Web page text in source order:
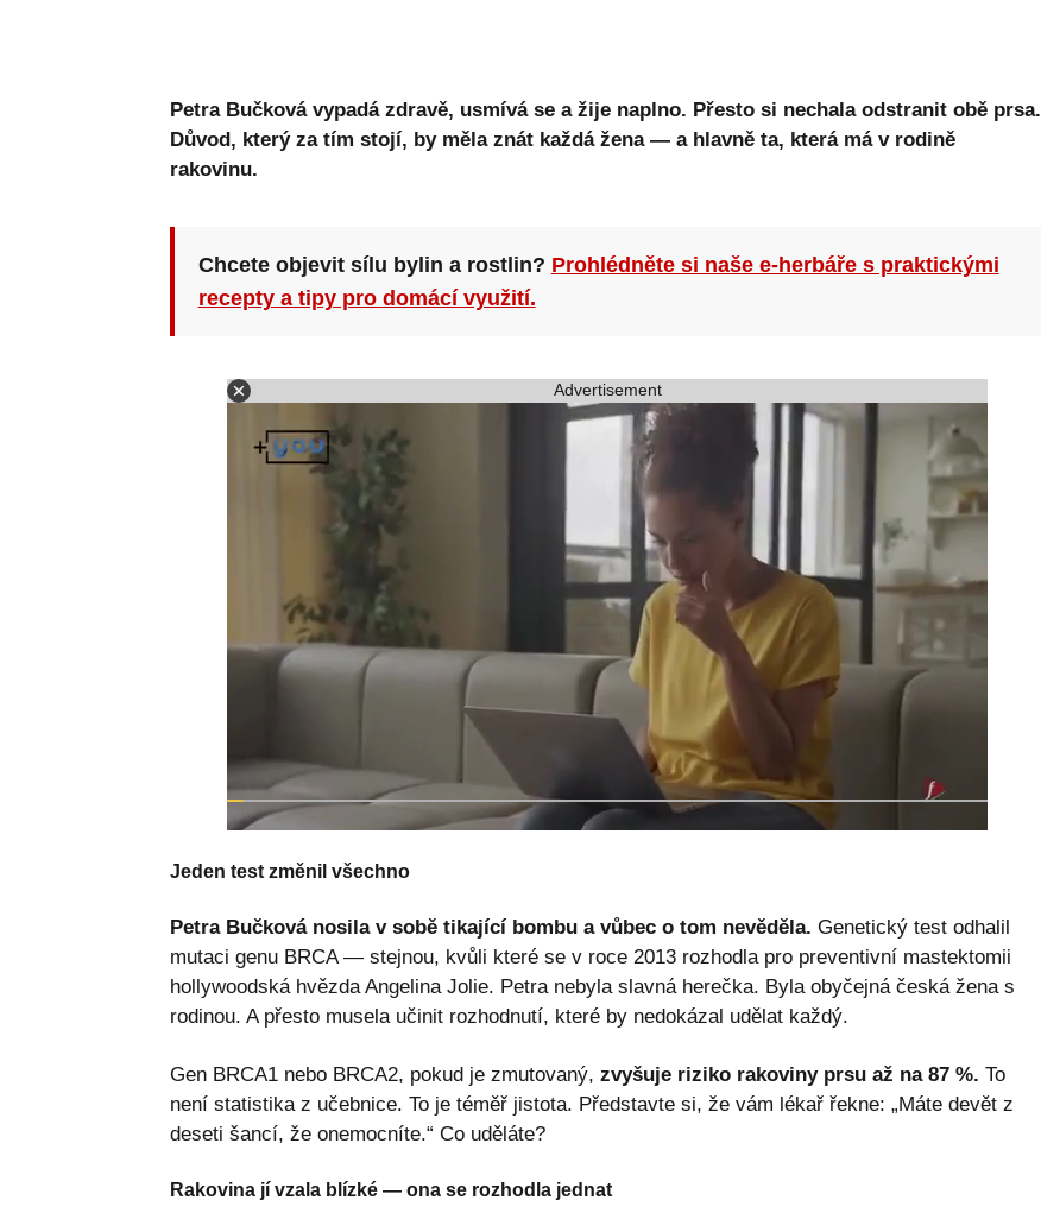
Petra Bučková vypadá zdravě, usmívá se a žije naplno. Přesto si nechala odstranit obě prsa.
Důvod, který za tím stojí, by měla znát každá žena — a hlavně ta, která má v rodině
rakovinu.
Chcete objevit sílu bylin a rostlin? Prohlédněte si naše e-herbáře s praktickými
recepty a tipy pro domácí využití.
Advertisement
Jeden test změnil všechno
Petra Bučková nosila v sobě tikající bombu a vůbec o tom nevěděla. Genetický test odhalil
mutaci genu BRCA — stejnou, kvůli které se v roce 2013 rozhodla pro preventivní mastektomii
hollywoodská hvězda Angelina Jolie. Petra nebyla slavná herečka. Byla obyčejná česká žena s
rodinou. A přesto musela učinit rozhodnutí, které by nedokázal udělat každý.
Gen BRCA1 nebo BRCA2, pokud je zmutovaný, zvyšuje riziko rakoviny prsu až na 87 %. To
není statistika z učebnice. To je téměř jistota. Představte si, že vám lékař řekne: „Máte devět z
deseti šancí, že onemocníte.“ Co uděláte?
Rakovina jí vzala blízké — ona se rozhodla jednat